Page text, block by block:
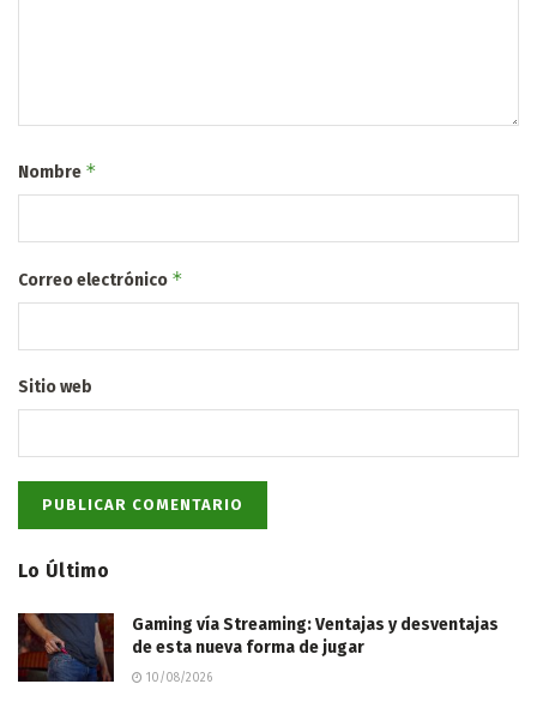
Nombre *
Correo electrónico *
Sitio web
Lo Último
Gaming vía Streaming: Ventajas y desventajas
de esta nueva forma de jugar
10/08/2026